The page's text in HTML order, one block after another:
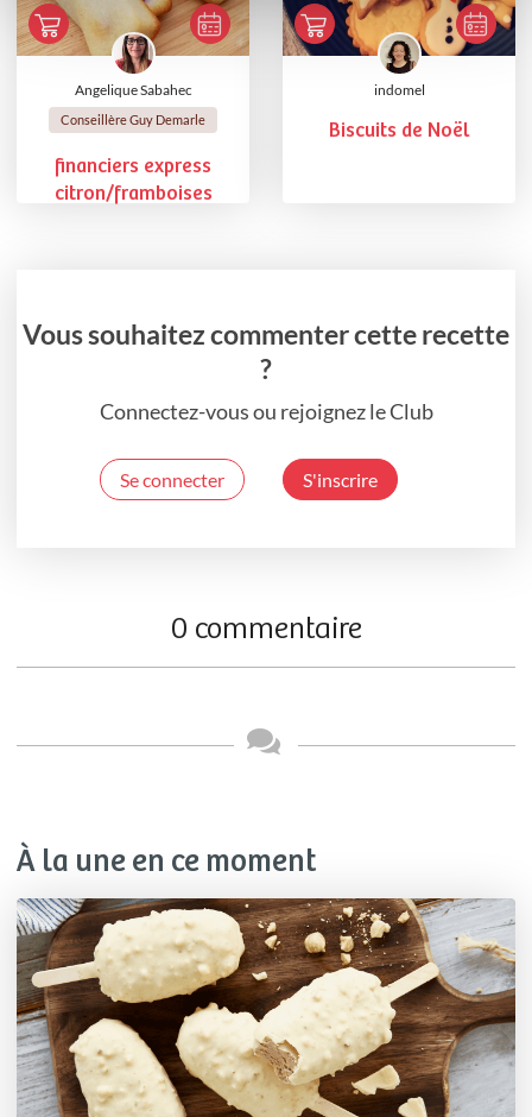
Angelique Sabahec
Conseillère Guy Demarle
financiers express
citron/framboises
indomel
Biscuits de Noël
Vous souhaitez commenter cette recette
?
Connectez-vous ou rejoignez le Club
Se connecter S'inscrire
0 commentaire
À la une en ce moment